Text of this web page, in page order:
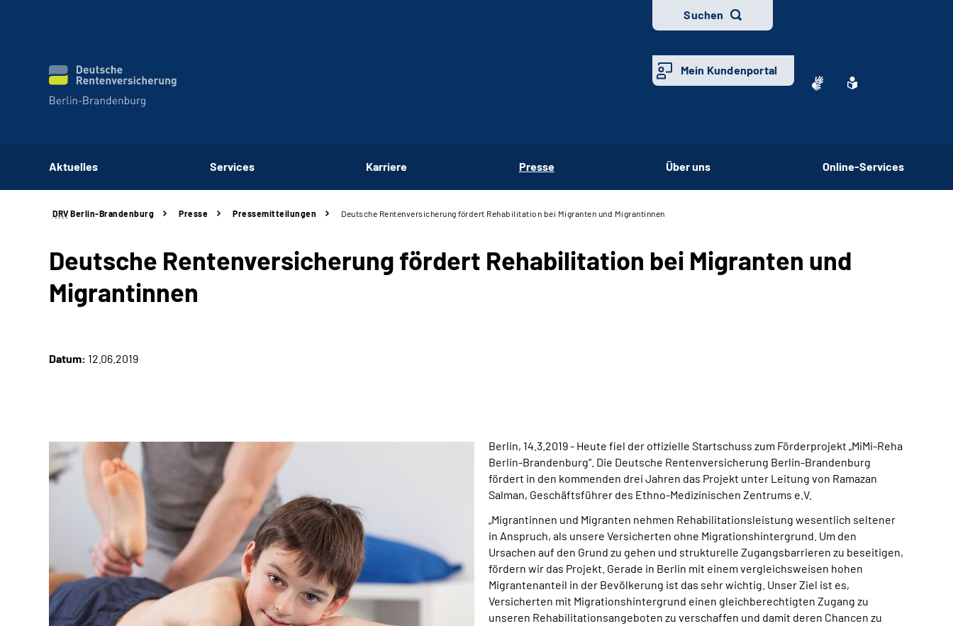
Suchen
Mein Kundenportal
Aktuelles Services Karriere Presse Über uns Online-Services
DRV Berlin-Brandenburg Presse Pressemitteilungen Deutsche Rentenversicherung fördert Rehabilitation bei Migranten und Migrantinnen
Deutsche Rentenversicherung fördert Rehabilitation bei Migranten und
Migrantinnen
Datum: 12.06.2019
Berlin, 14.3.2019 - Heute fiel der offizielle Startschuss zum Förderprojekt „MiMi-Reha
Berlin-Brandenburg“. Die Deutsche Rentenversicherung Berlin-Brandenburg
fördert in den kommenden drei Jahren das Projekt unter Leitung von Ramazan
Salman, Geschäftsführer des Ethno-Medizinischen Zentrums e.V.
„Migrantinnen und Migranten nehmen Rehabilitationsleistung wesentlich seltener
in Anspruch, als unsere Versicherten ohne Migrationshintergrund. Um den
Ursachen auf den Grund zu gehen und strukturelle Zugangsbarrieren zu beseitigen,
fördern wir das Projekt. Gerade in Berlin mit einem vergleichsweisen hohen
Migrantenanteil in der Bevölkerung ist das sehr wichtig. Unser Ziel ist es,
Versicherten mit Migrationshintergrund einen gleichberechtigten Zugang zu
unseren Rehabilitationsangeboten zu verschaffen und damit deren Chancen zu